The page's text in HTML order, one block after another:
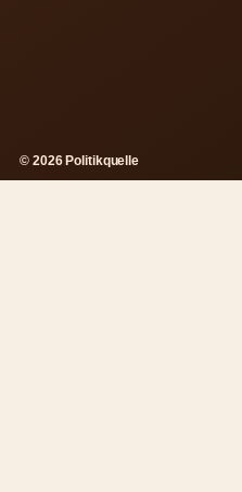
© 2026 Politikquelle